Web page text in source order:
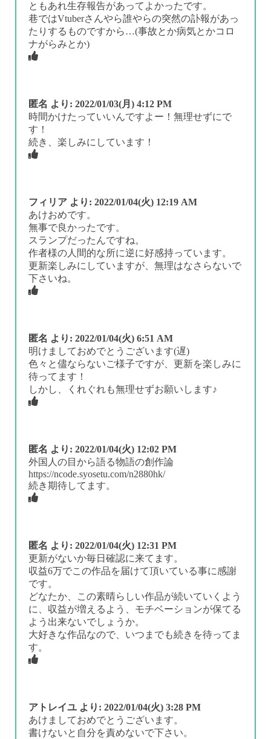
ともあれ生存報告があってよかったです。
巷ではVtuberさんやら誰やらの突然の訃報があっ
たりするものですから…(事故とか病気とかコロ
ナがらみとか)
匿名 より: 2022/01/03(月) 4:12 PM
時間かけたっていいんですよー！無理せずにで
す！
続き、楽しみにしています！
フィリア より: 2022/01/04(火) 12:19 AM
あけおめです。
無事で良かったです。
スランプだったんですね。
作者様の人間的な所に逆に好感持っています。
更新楽しみにしていますが、無理はなさらないで
下さいね。
匿名 より: 2022/01/04(火) 6:51 AM
明けましておめでとうございます(遅)
色々と儘ならないご様子ですが、更新を楽しみに
待ってます！
しかし、くれぐれも無理せずお願いします♪
匿名 より: 2022/01/04(火) 12:02 PM
外国人の目から語る物語の創作論
https://ncode.syosetu.com/n2880hk/
続き期待してます。
匿名 より: 2022/01/04(火) 12:31 PM
更新がないか毎日確認に来てます。
収益6万でこの作品を届けて頂いている事に感謝
です。
どなたか、この素晴らしい作品が続いていくよう
に、収益が増えるよう、モチベーションが保てる
よう出来ないでしょうか。
大好きな作品なので、いつまでも続きを待ってま
す。
アトレイユ より: 2022/01/04(火) 3:28 PM
あけましておめでとうございます。
書けないと自分を責めないで下さい。